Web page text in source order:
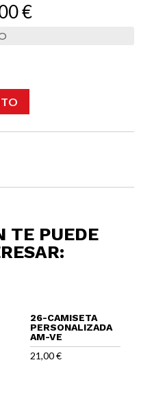
€
TE PUEDE
26-CAMISETA
PERSONALIZADA
AM-VE
21,00€